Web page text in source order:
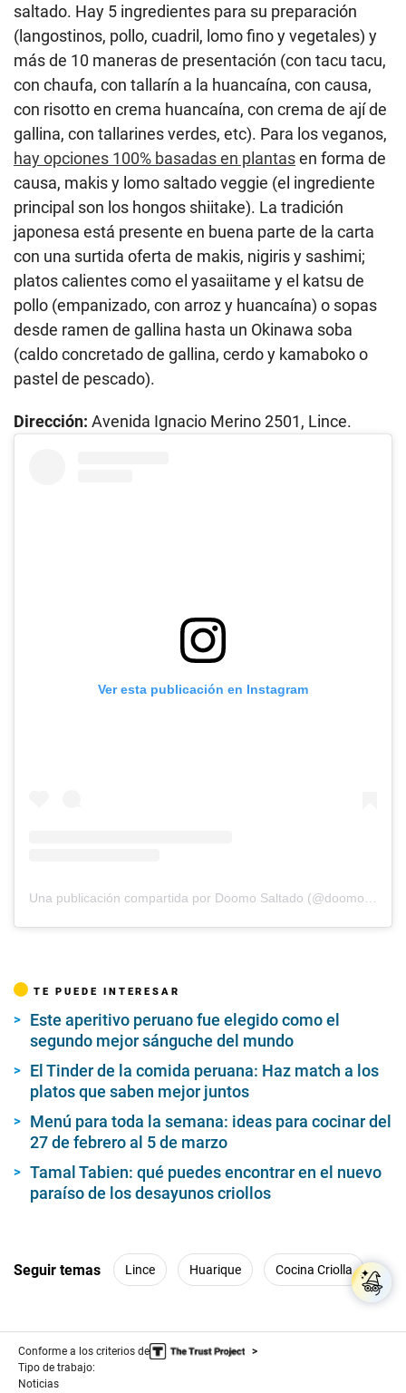
saltado. Hay 5 ingredientes para su preparación
(langostinos, pollo, cuadril, lomo fino y vegetales) y
más de 10 maneras de presentación (con tacu tacu,
con chaufa, con tallarín a la huancaína, con causa,
con risotto en crema huancaína, con crema de ají de
gallina, con tallarines verdes, etc). Para los veganos,
hay opciones 100% basadas en plantasen forma de
causa, makis y lomo saltado veggie (el ingrediente
principal son los hongos shiitake). La tradición
japonesa está presente en buena parte de la carta
con una surtida oferta de makis, nigiris y sashimi;
platos calientes como el yasaiitame y el katsu de
pollo (empanizado, con arroz y huancaína) o sopas
desde ramen de gallina hasta un Okinawa soba
(caldo concretado de gallina, cerdo y kamaboko o
pastel de pescado).
Dirección: Avenida Ignacio Merino 2501, Lince.
Ver esta publicación en Instagram
Una publicación compartida por Doomo Saltado (@doomosaltado)
TE PUEDE INTERESAR
Este aperitivo peruano fue elegido como el
segundo mejor sánguche del mundo
El Tinder de la comida peruana: Haz match a los
platos que saben mejor juntos
Menú para toda la semana: ideas para cocinar del
27 de febrero al 5 de marzo
Tamal Tabien: qué puedes encontrar en el nuevo
paraíso de los desayunos criollos
Seguir temas Lince Huarique Cocina Criolla
Conforme a los criterios de
Tipo de trabajo:
Noticias